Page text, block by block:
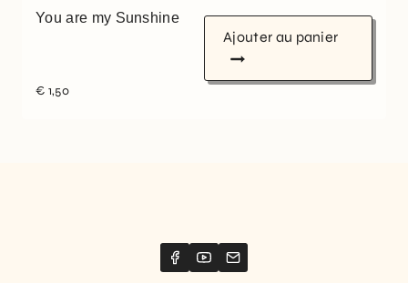
You are my Sunshine
€ 1,50
Ajouter au panier